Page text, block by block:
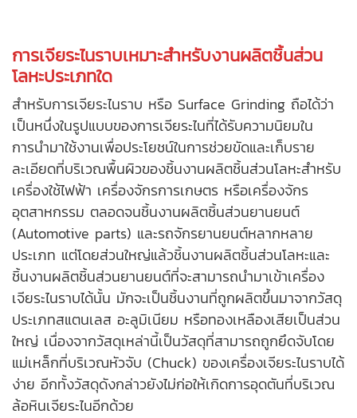
การเจียระไนราบเหมาะสำหรับงานผลิตชิ้นส่วน
โลหะประเภทใด
สำหรับการเจียระไนราบ หรือ Surface Grinding ถือได้ว่า
เป็นหนึ่งในรูปแบบของการเจียระไนที่ได้รับความนิยมใน
การนำมาใช้งานเพื่อประโยชน์ในการช่วยขัดและเก็บราย
ละเอียดที่บริเวณพื้นผิวของชิ้นงานผลิตชิ้นส่วนโลหะสำหรับ
เครื่องใช้ไฟฟ้า เครื่องจักรการเกษตร หรือเครื่องจักร
อุตสาหกรรม ตลอดจนชิ้นงานผลิตชิ้นส่วนยานยนต์
(Automotive parts) และรถจักรยานยนต์หลากหลาย
ประเภท แต่โดยส่วนใหญ่แล้วชิ้นงานผลิตชิ้นส่วนโลหะและ
ชิ้นงานผลิตชิ้นส่วนยานยนต์ที่จะสามารถนำมาเข้าเครื่อง
เจียระไนราบได้นั้น มักจะเป็นชิ้นงานที่ถูกผลิตขึ้นมาจากวัสดุ
ประเภทสแตนเลส อะลูมิเนียม หรือทองเหลืองเสียเป็นส่วน
ใหญ่ เนื่องจากวัสดุเหล่านี้เป็นวัสดุที่สามารถถูกยึดจับโดย
แม่เหล็กที่บริเวณหัวจับ (Chuck) ของเครื่องเจียระไนราบได้
ง่าย อีกทั้งวัสดุดังกล่าวยังไม่ก่อให้เกิดการอุดตันที่บริเวณ
ล้อหินเจียระไนอีกด้วย